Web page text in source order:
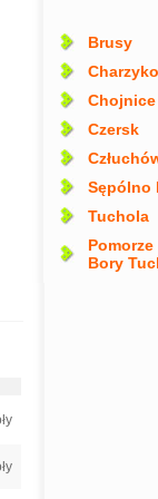
Brusy
Chojnice
Czersk
Sępólno
Tuchola
Bory